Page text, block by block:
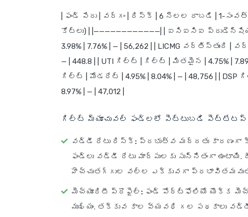
| ఫండ్ పేరు | వర్గం | రిస్క్ | 6 నెలల రాబడి | 1-
కోట్లు) | |————————————| | ఐసిఐసిఐ
3.98% | 7.76% | — | 56,262 | | LICMG వర్తిస్తుంది |
— | 448.8 | | UTI గిల్ట్ | గిల్ట్ | మితమైన | 4.75% |
గిల్ట్ | మోడరేట్ | 4.95% | 8.04% | — | 48,756 | |
8.97% | — | 47,012 |
గిల్ట్ మ్యూచువల్ ఫండ్లలో పెట్టుబడి
వడ్డీ రేటు రిస్క్: ప్రభుత్వ మద్దతు
ఫండ్లు వడ్డీ రేటు మార్పులకు సున్నితంగా
హెచ్చుతగ్గుల వల్ల ఎక్కువగా
మెచ్యూరిటీ ప్రొఫైల్: ఫండ్ పోర్ట్‌ఫోలియో యొక్క
ముఖ్యం. తక్కువ కాల వ్యవధి గల పథకాలు వడ్డీ